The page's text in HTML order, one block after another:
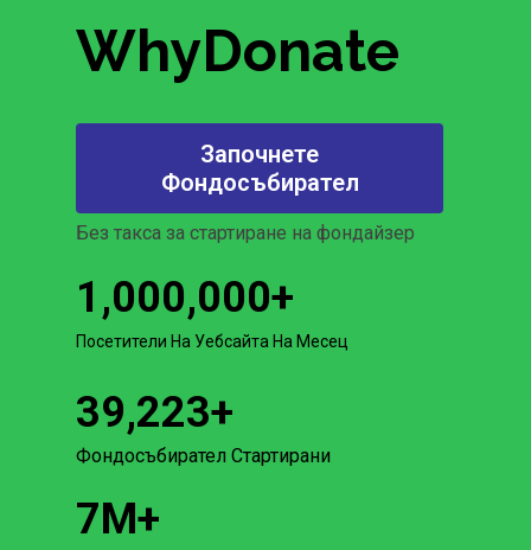
WhyDonate
Започнете
Фондосъбирател
Без такса за стартиране на фондайзер
1,000,000+
Посетители На Уебсайта На Месец
39,223+
Фондосъбирател Стартирани
7M+